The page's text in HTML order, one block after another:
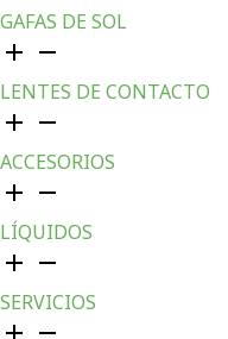
GAFAS DE SOL
LENTES DE CONTACTO
ACCESORIOS
LÍQUIDOS
SERVICIOS